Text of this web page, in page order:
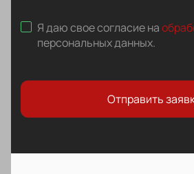
Я даю свое согласие на
персональных данных.
Отправить